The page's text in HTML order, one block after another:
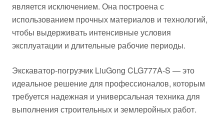
является исключением. Она построена с
использованием прочных материалов и технологий,
чтобы выдерживать интенсивные условия
эксплуатации и длительные рабочие периоды.
Экскаватор-погрузчик LiuGong CLG777A-S — это
идеальное решение для профессионалов, которым
требуется надежная и универсальная техника для
выполнения строительных и землеройных работ.